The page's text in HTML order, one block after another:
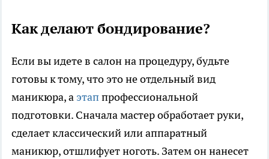
Как делают бондирование?
Если вы идете в салон на процедуру, будьте
готовы к тому, что это не отдельный вид
маникюра, а этаппрофессиональной
подготовки. Сначала мастер обработает руки,
сделает классический или аппаратный
маникюр, отшлифует ноготь. Затем он нанесет